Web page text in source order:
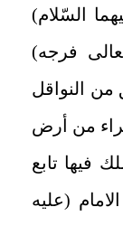
السّلام)
فرجه)
من النواقل
من أرض
فيها تابع
(عليه